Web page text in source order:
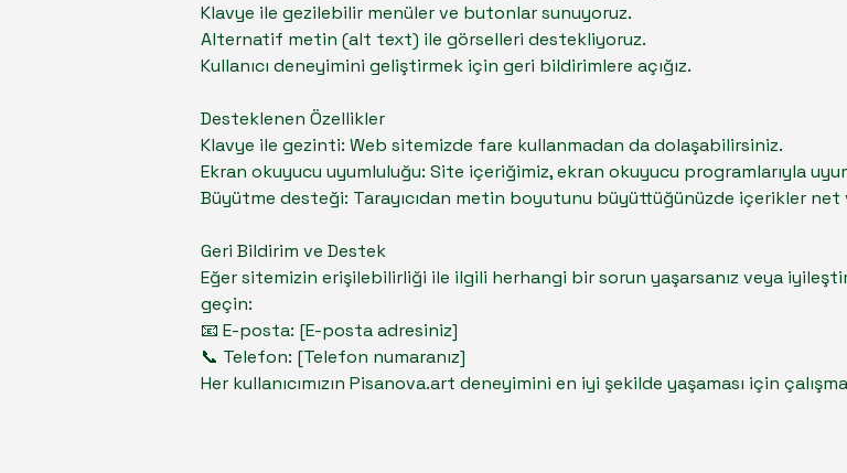
Klavye ile gezilebilir menüler ve butonlar sunuyoruz.
Alternatif metin (alt text) ile görselleri destekliyoruz.
Kullanıcı deneyimini geliştirmek için geri bildirimlere açığız.
Desteklenen Özellikler
Klavye ile gezinti: Web sitemizde fare kullanmadan da dolaşabilirsiniz.
Ekran okuyucu uyumluluğu: Site içeriğimiz, ekran okuyucu programlarıyla
Büyütme desteği: Tarayıcıdan metin boyutunu büyüttüğünüzde içerikler net
Geri Bildirim ve Destek
Eğer sitemizin erişilebilirliği ile ilgili herhangi bir sorun yaşarsanız veya
geçin:
📧 E-posta: [E-posta adresiniz]
📞 Telefon: [Telefon numaranız]
Her kullanıcımızın Pisanova.art deneyimini en iyi şekilde yaşaması için